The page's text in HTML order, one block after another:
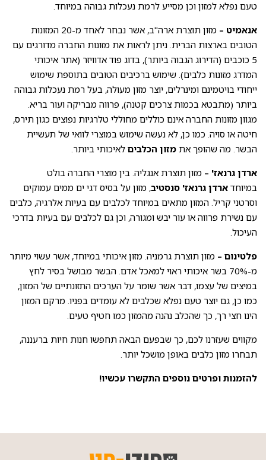
טעם נפלא למזון וכן מסייע לרמת נעכלות גבוהה במיוחד.
אנאמיט –
מזון תוצרת ארה"ב, אשר נבחר לאחד מ-20 המזונות
הטובים בארצות הברית. ניתן לראות את מזונות החברה מדורגים עם
5 כוכבים (הדירוג הגבוה ביותר), בדוג פוד אדוויזר (אתר איכותי
המדרג מזונות כלבים). שימוש ברכיבים הטובים בתוספת שימוש
ייחודי בויטמינם ומינרלים, יוצר מזון מעולה, בעל רמת נעכלות גבוהה
ביותר (מתבטא בכמות צרכים קטנה), פרווה מבריקה ועור בריא.
מגוון מזונות החברה אינם כוללים מחוללי טלרגיות נפוצים כגון תירס,
חיטה או סויה. כמו כן, לא נעשה שימוש במוצרי לוואי של תעשיית
הבשר. מה שהופך את מזון הכלבים לאיכותי ביותר.
ארדן גרנאז' – מזון תוצרת אנגליה. בין מוצרי החברה בולט
במיוחד ארדן גרנאז' סנסטיב, מזון על בסיס דגי ים ממים עמוקים
וסרטני קריל. המזון מתאים במיוחד לכלבים עם בעיות אלרגיה, כלבים
עם נשירת פרווה או עור יבש ומגורה, וכן גם לכלבים עם בעיות בדרכי
העיכול.
פלטינום – מזון תוצרת גרמניה. מזון איכותי במיוחד, אשר עשוי מיותר
מ-70% בשר איכותי ראוי למאכל אדם. הבשר מבושל בסיר לחץ
במיצים של עצמו, דבר אשר שומר על הערכים התזונתיים של המזון,
כמו כן, גם יוצר טעם נפלא שכלבים לא עומדים בפניו. מרקם המזון
הינו חצי רך, כך שהכלב נהנה מהמזון כמו חטיף טעים.
מקווים שעזרנו לכם, כך שבפעם הבאה תחפשו חנות חיות ברעננה,
תבחרו מזון כלבים באופן מושכל יותר.
להזמנות ופרטים נוספים התקשרו עכשיו!